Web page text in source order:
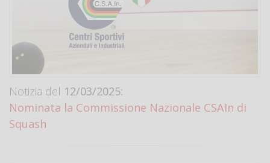
Notizia del 12/03/2025:
Nominata la Commissione Nazionale CSAIn di
Squash